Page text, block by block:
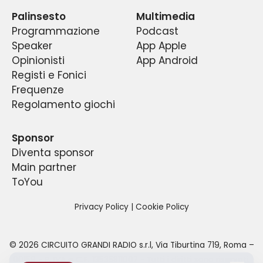
Palinsesto
Programmazione
Speaker
Opinionisti
Registi e Fonici
Frequenze
Regolamento giochi
Multimedia
Podcast
App Apple
App Android
Sponsor
Diventa sponsor
Main partner
ToYou
Privacy Policy| Cookie Policy
© 2026 CIRCUITO GRANDI RADIO s.r.l, Via Tiburtina 719, Roma –
00159- P. IVA e C.F.